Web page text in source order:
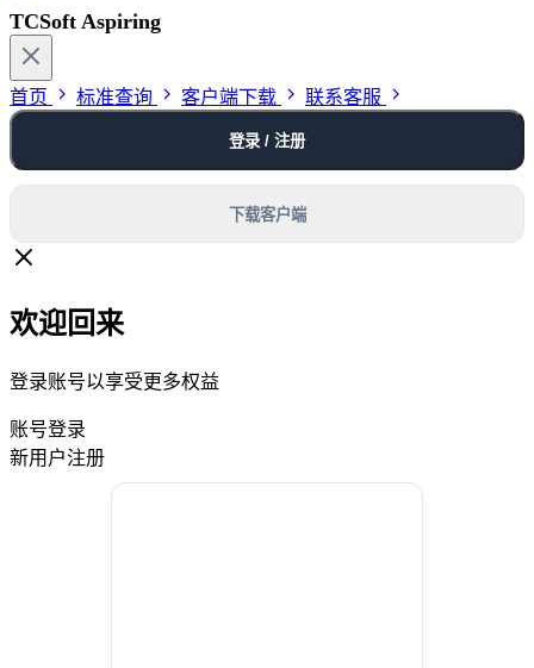
TCSoft Aspiring
首页 标准查询 客户端下载 联系客服
登录 / 注册
下载客户端
欢迎回来
登录账号以享受更多权益
账号登录
新用户注册